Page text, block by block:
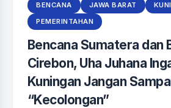
BENCANA JAWA BARAT
PEMERINTAHAN
‎Bencana Sumatera dan
Cirebon, Uha Juhana
Kuningan Jangan
“Kecolongan”